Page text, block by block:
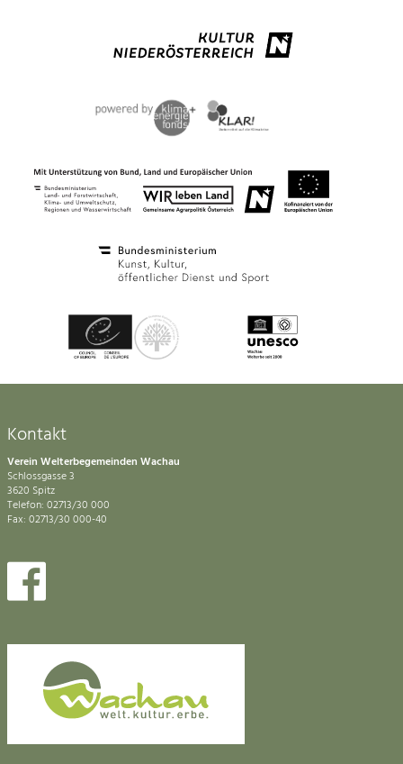
Kontakt
Verein Welterbegemeinden Wachau
Schlossgasse 3
3620 Spitz
Telefon: 02713/30 000
Fax: 02713/30 000-40